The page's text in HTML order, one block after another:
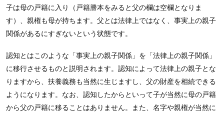
子は母の戸籍に入り（戸籍謄本をみると父の欄は空欄となりま
す）、親権も母が持ちます。父とは法律上ではなく、事実上の親子
関係があるにすぎないという状態です。
認知とはこのような「事実上の親子関係」を「法律上の親子関係」
に移行させるものと説明されます。認知によって法律上の親子とな
りますから、扶養義務も当然に生じますし、父の財産を相続できる
ようになります。なお、認知したからといって子が当然に母の戸籍
から父の戸籍に移ることはありません。また、名字や親権が当然に